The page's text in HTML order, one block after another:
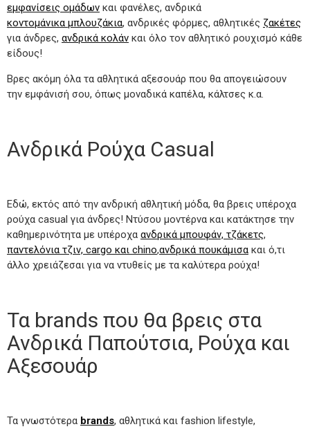
εμφανίσεις ομάδων και φανέλες, ανδρικά
κοντομάνικα μπλουζάκια, ανδρικές φόρμες, αθλητικές ζακέτες
για άνδρες, ανδρικά κολάν και όλο τον αθλητικό ρουχισμό κάθε
είδους!
Βρες ακόμη όλα τα αθλητικά αξεσουάρ που θα απογειώσουν
την εμφάνισή σου, όπως μοναδικά καπέλα, κάλτσες κ.α.
Ανδρικά Ρούχα Casual
Εδώ, εκτός από την ανδρική αθλητική μόδα, θα βρεις υπέροχα
ρούχα casual για άνδρες! Ντύσου μοντέρνα και κατάκτησε την
καθημερινότητα με υπέροχα ανδρικά μπουφάν, τζάκετς,
παντελόνια τζιν, cargo και chino,ανδρικά πουκάμισα και ό,τι
άλλο χρειάζεσαι για να ντυθείς με τα καλύτερα ρούχα!
Τα brands που θα βρεις στα
Ανδρικά Παπούτσια, Ρούχα και
Αξεσουάρ
Τα γνωστότερα brands, αθλητικά και fashion lifestyle,